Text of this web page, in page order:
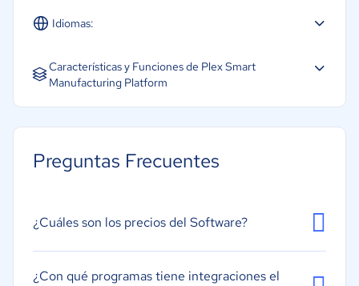
Idiomas:
Español Inglés Portugués
Características y Funciones de Plex Smart
Manufacturing Platform
Gestión de inventarios
Gestión del cambio
Trazabilidad
Preguntas Frecuentes
¿Cuáles son los precios del Software?
¿Con qué programas tiene integraciones el